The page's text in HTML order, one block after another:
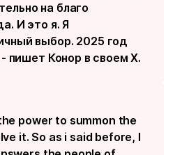
на благо
И это я. Я
выбор. 2025 год
пишет Конор в своем X.
power to summon the
it. So as i said before, I